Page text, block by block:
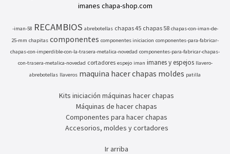
imanes chapa-shop.com
-iman-58 RECAMBIOS abrebotellas chapas 45 chapas 58 chapas-con-iman-de-
25-mm chapitas componentes componentes iniciacion componentes-para-fabricar-
chapas-con-imperdible-con-la-trasera-metalica-novedad componentes-para-fabricar-chapas-
con-trasera-metalica-novedad cortadores espejo iman imanes y espejos llavero-
abrebotellas llaveros maquina hacer chapas moldes patilla
Kits iniciación máquinas hacer chapas
Máquinas de hacer chapas
Componentes para hacer chapas
Accesorios, moldes y cortadores
Ir arriba